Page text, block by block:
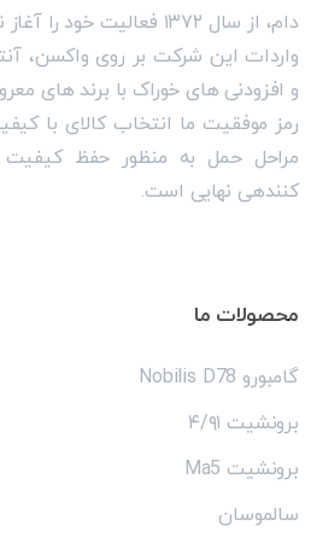
دام، از سال ۱۳۷۲ فعاليت خود را آغاز نموده است.
واردات اين شرکت بر روی واکسن،
و افزودنی های خوراک با برند های
رمز موفقيت ما انتخاب کالای با
مراحل حمل به منظور حفظ
کنندهی نهايی است.
محصولات ما
گامبورو Nobilis D78
برونشیت ۴/۹۱
برونشیت Ma5
سالموسان